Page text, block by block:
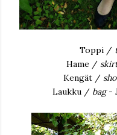
Toppi /
Hame /
Kengät /
Laukku / bag-